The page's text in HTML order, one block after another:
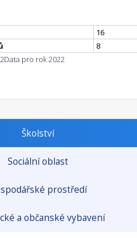
16
8
Data pro rok 2022
Školství
Sociální oblast
prostředí
a občanské vybavení